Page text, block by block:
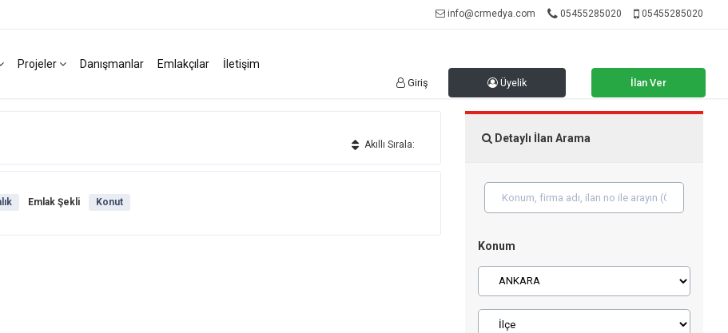
info@crmedya.com 05455285020 05455285020
Giriş Üyelik İlan Ver
Projeler Danışmanlar Emlakçılar İletişim
Detaylı İlan Arama
Konum
Akıllı Sırala:
Emlak Şekli Konut